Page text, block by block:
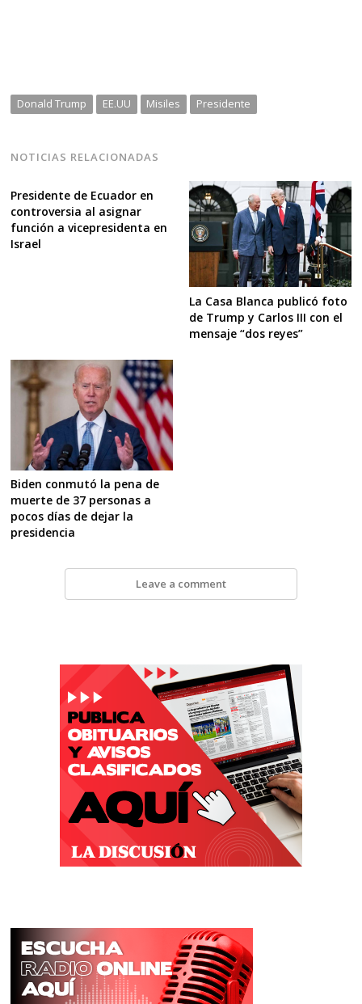
Donald Trump EE.UU Misiles Presidente
NOTICIAS RELACIONADAS
Presidente de Ecuador en
controversia al asignar
función a vicepresidenta en
Israel
La Casa Blanca publicó foto
de Trump y Carlos III con el
mensaje “dos reyes”
Biden conmutó la pena de
muerte de 37 personas a
pocos días de dejar la
presidencia
Leave a comment